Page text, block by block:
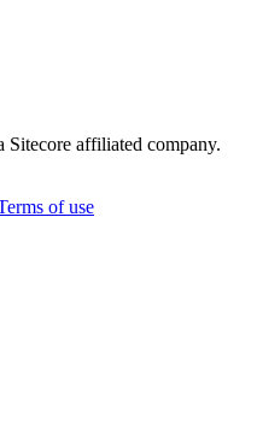
Sitecore affiliated company.
of use